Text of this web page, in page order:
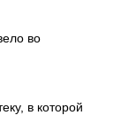
во
в которой